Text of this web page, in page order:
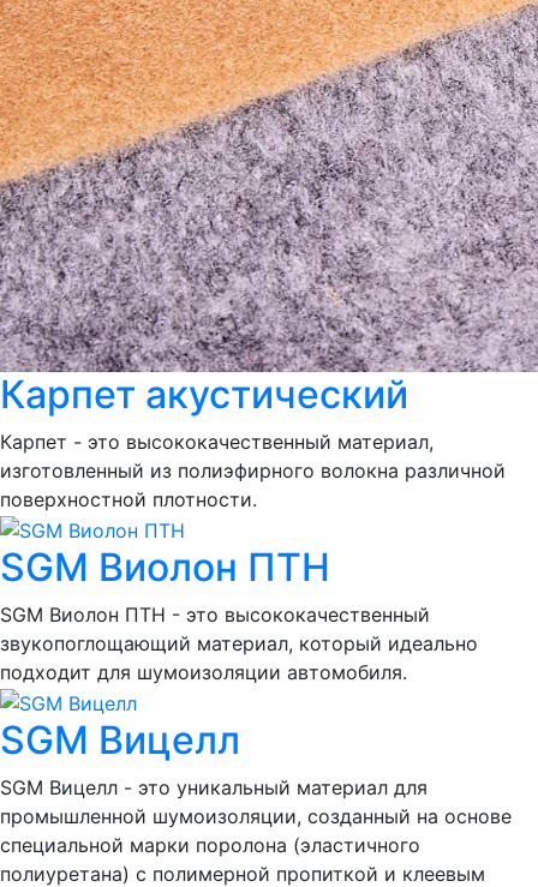
Карпет акустический
Карпет - это высококачественный материал,
изготовленный из полиэфирного волокна различной
поверхностной плотности.
SGM Виолон ПТН
SGM Виолон ПТН - это высококачественный
звукопоглощающий материал, который идеально
подходит для шумоизоляции автомобиля.
SGM Вицелл
SGM Вицелл - это уникальный материал для
промышленной шумоизоляции, созданный на основе
специальной марки поролона (эластичного
полиуретана) с полимерной пропиткой и клеевым